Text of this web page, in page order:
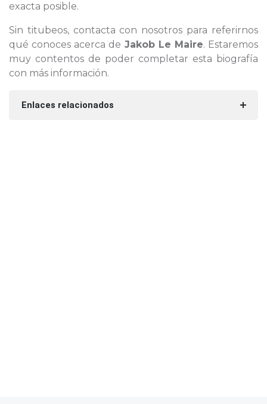
exacta posible.
Sin titubeos, contacta con nosotros para referirnos
qué conoces acerca de Jakob Le Maire. Estaremos
muy contentos de poder completar esta biografía
con más información.
Enlaces relacionados